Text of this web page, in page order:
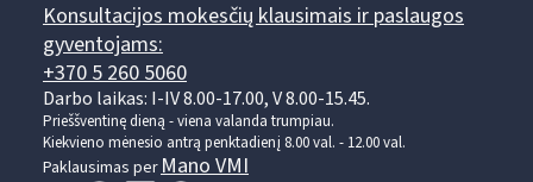
Konsultacijos mokesčių klausimais ir paslaugos
gyventojams:
+370 5 260 5060
Darbo laikas: I-IV 8.00-17.00, V 8.00-15.45.
Prieššventinę dieną - viena valanda trumpiau.
Kiekvieno mėnesio antrą penktadienį 8.00 val. - 12.00 val.
Paklausimas perMano VMI